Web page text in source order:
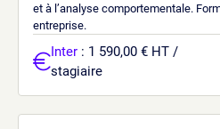
et à l’analyse comportementale.
entreprise.
Inter : 1 590,00 € HT /
stagiaire